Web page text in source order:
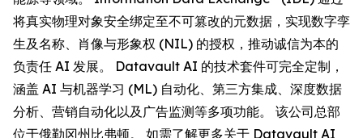
将真实物理对象安全绑定至不可篡改的元数据，实现数字孪
生及名称、肖像与形象权 (NIL) 的授权，推动诚信为本的
负责任 AI 发展。 Datavault AI 的技术套件可完全定制，
涵盖 AI 与机器学习 (ML) 自动化、第三方集成、深度数据
分析、营销自动化以及广告监测等多项功能。 该公司总部
位于俄勒冈州比弗顿。 如需了解更多关于 Datavault AI